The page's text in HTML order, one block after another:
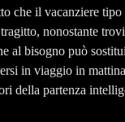
che il vacanziere tipo
nonostante
al bisogno può
in viaggio in
della partenza